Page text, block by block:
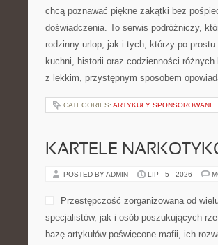
chcą poznawać piękne zakątki bez
doświadczenia. To serwis podróżniczy,
rodzinny urlop, jak i tych, którzy po
kuchni, historii oraz codzienności
z lekkim, przystępnym sposobem
CATEGORIES: ARTYKUŁY SPONSOROWANE
KARTELE
POSTED BY ADMIN LIP - 5 - 2026
Przestępczość zorganizowana od
specjalistów, jak i osób poszukujących
bazę artykułów poświęcone mafii, ich